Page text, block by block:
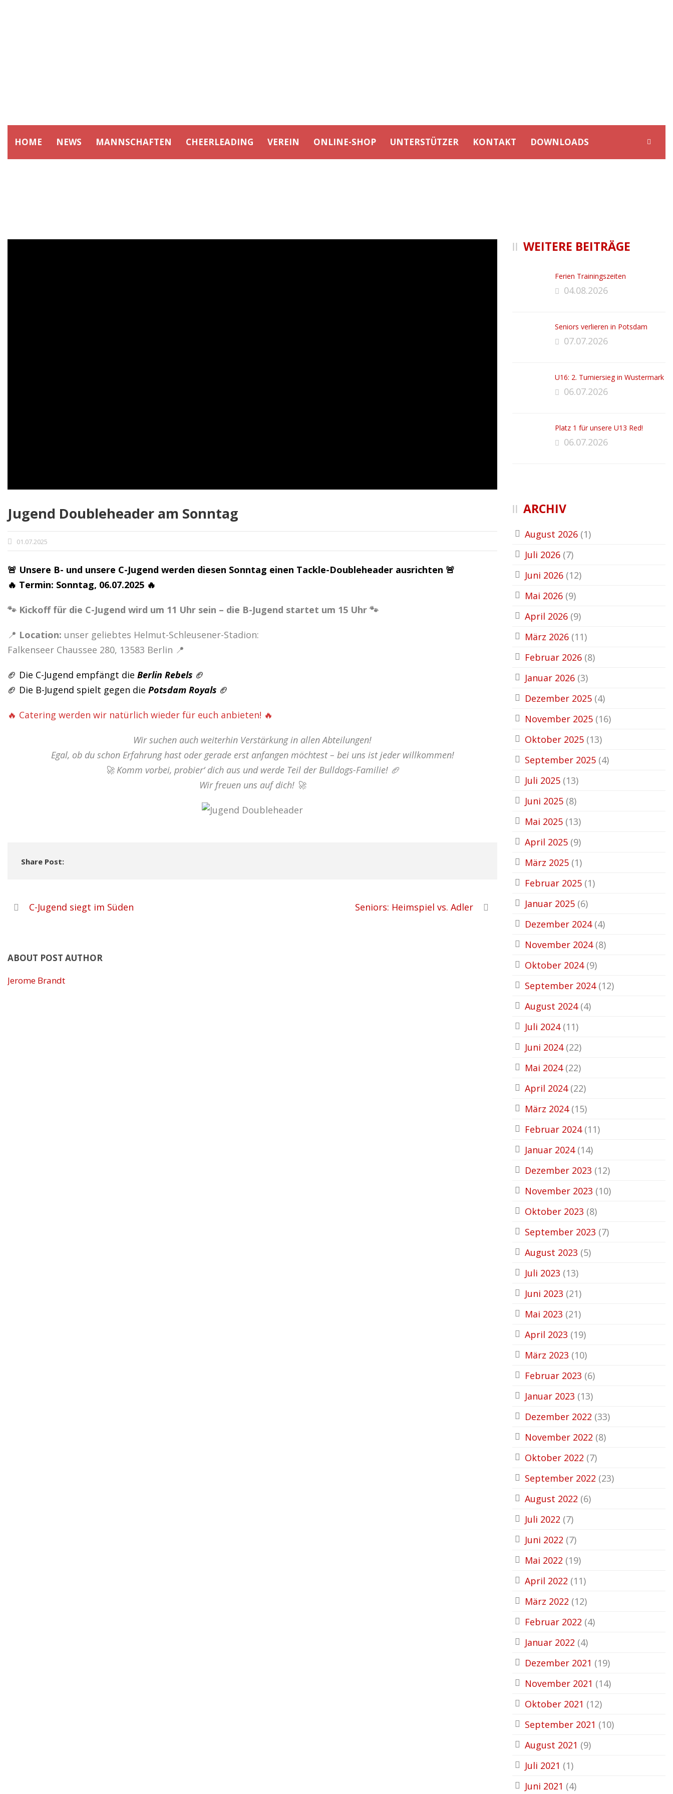
HOME NEWS MANNSCHAFTEN CHEERLEADING VEREIN ONLINE-SHOP UNTERSTÜTZER KONTAKT DOWNLOADS
Jugend Doubleheader am Sonntag
01.07.2025
🚨 Unsere B- und unsere C-Jugend werden diesen Sonntag einen Tackle-Doubleheader ausrichten 🚨
🔥 Termin: Sonntag, 06.07.2025 🔥
🐾 Kickoff für die C-Jugend wird um 11 Uhr sein – die B-Jugend startet um 15 Uhr 🐾
📍 Location: unser geliebtes Helmut-Schleusener-Stadion:
Falkenseer Chaussee 280, 13583 Berlin 📍
🏈 Die C-Jugend empfängt die Berlin Rebels 🏈
🏈 Die B-Jugend spielt gegen die Potsdam Royals 🏈
🔥 Catering werden wir natürlich wieder für euch anbieten! 🔥
Wir suchen auch weiterhin Verstärkung in allen Abteilungen!
Egal, ob du schon Erfahrung hast oder gerade erst anfangen möchtest – bei uns ist jeder willkommen!
🚀 Komm vorbei, probier‘ dich aus und werde Teil der Bulldogs-Familie! 🏈
Wir freuen uns auf dich! 🚀
Share Post:
C-Jugend siegt im Süden Seniors: Heimspiel vs. Adler
ABOUT POST AUTHOR
Jerome Brandt
WEITERE BEITRÄGE
Ferien Trainingszeiten
04.08.2026
Seniors verlieren in Potsdam
07.07.2026
U16: 2. Turniersieg in Wustermark
06.07.2026
Platz 1 für unsere U13 Red!
06.07.2026
ARCHIV
August 2026 (1)
Juli 2026 (7)
Juni 2026 (12)
Mai 2026 (9)
April 2026 (9)
März 2026 (11)
Februar 2026 (8)
Januar 2026 (3)
Dezember 2025 (4)
November 2025 (16)
Oktober 2025 (13)
September 2025 (4)
Juli 2025 (13)
Juni 2025 (8)
Mai 2025 (13)
April 2025 (9)
März 2025 (1)
Februar 2025 (1)
Januar 2025 (6)
Dezember 2024(4)
November 2024(8)
Oktober 2024(9)
September 2024(12)
August 2024(4)
Juli 2024(11)
Juni 2024(22)
Mai 2024(22)
April 2024(22)
März 2024(15)
Februar 2024(11)
Januar 2024(14)
Dezember 2023 (12)
November 2023 (10)
Oktober 2023 (8)
September 2023 (7)
August 2023 (5)
Juli 2023 (13)
Juni 2023 (21)
Mai 2023 (21)
April 2023 (19)
März 2023 (10)
Februar 2023 (6)
Januar 2023 (13)
Dezember 2022 (33)
November 2022 (8)
Oktober 2022 (7)
September 2022 (23)
August 2022 (6)
Juli 2022 (7)
Juni 2022 (7)
Mai 2022 (19)
April 2022 (11)
März 2022 (12)
Februar 2022 (4)
Januar 2022 (4)
Dezember 2021 (19)
November 2021 (14)
Oktober 2021 (12)
September 2021 (10)
August 2021 (9)
Juli 2021 (1)
Juni 2021 (4)